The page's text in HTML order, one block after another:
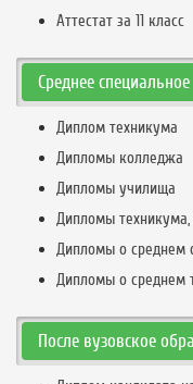
Аттестат за 11 класс
Среднее специальное
Диплом техникума
Дипломы колледжа
Дипломы училища
Дипломы
Дипломы о среднем
Дипломы о среднем
После вузовское